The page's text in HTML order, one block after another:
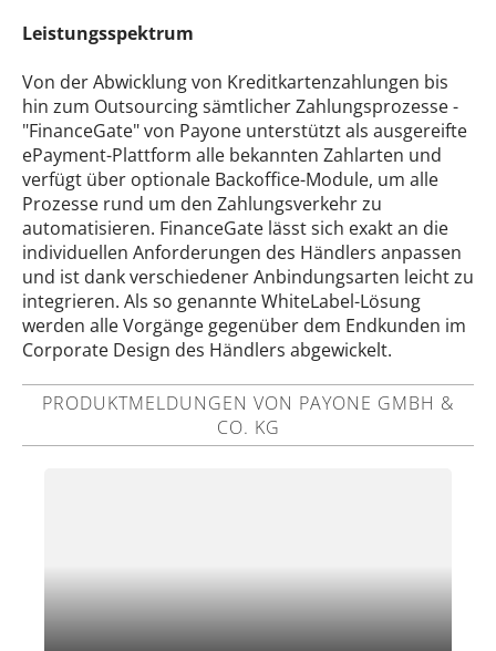
Leistungsspektrum
Von der Abwicklung von Kreditkartenzahlungen bis
hin zum Outsourcing sämtlicher Zahlungsprozesse -
"FinanceGate" von Payone unterstützt als ausgereifte
ePayment-Plattform alle bekannten Zahlarten und
verfügt über optionale Backoffice-Module, um alle
Prozesse rund um den Zahlungsverkehr zu
automatisieren. FinanceGate lässt sich exakt an die
individuellen Anforderungen des Händlers anpassen
und ist dank verschiedener Anbindungsarten leicht zu
integrieren. Als so genannte WhiteLabel-Lösung
werden alle Vorgänge gegenüber dem Endkunden im
Corporate Design des Händlers abgewickelt.
PRODUKTMELDUNGEN VON PAYONE GMBH &
CO. KG